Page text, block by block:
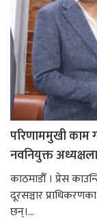
परिणाममुखी काम
नवनियुक्त
काठमाडौँ । प्रेस
दूरसञ्चार
छन्।...